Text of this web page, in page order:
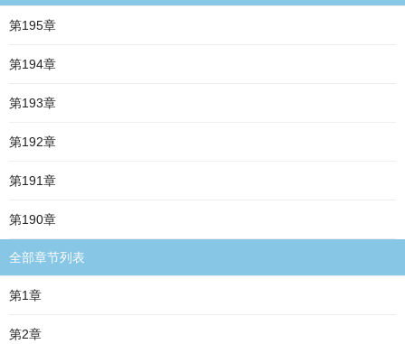
第195章
第194章
第193章
第192章
第191章
第190章
全部章节列表
第1章
第2章